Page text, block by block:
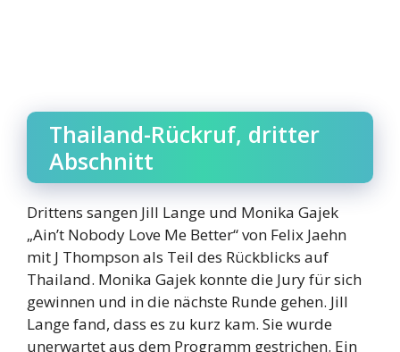
Thailand-Rückruf, dritter
Abschnitt
Drittens sangen Jill Lange und Monika Gajek
„Ain’t Nobody Love Me Better“ von Felix Jaehn
mit J Thompson als Teil des Rückblicks auf
Thailand. Monika Gajek konnte die Jury für sich
gewinnen und in die nächste Runde gehen. Jill
Lange fand, dass es zu kurz kam. Sie wurde
unerwartet aus dem Programm gestrichen. Ein